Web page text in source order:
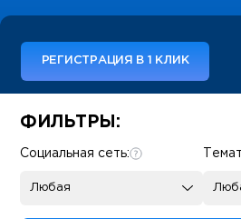
РЕГИСТРАЦИЯ В 1 КЛИК
Some SEO Title
ФИЛЬТРЫ:
Социальная сеть:
Любая